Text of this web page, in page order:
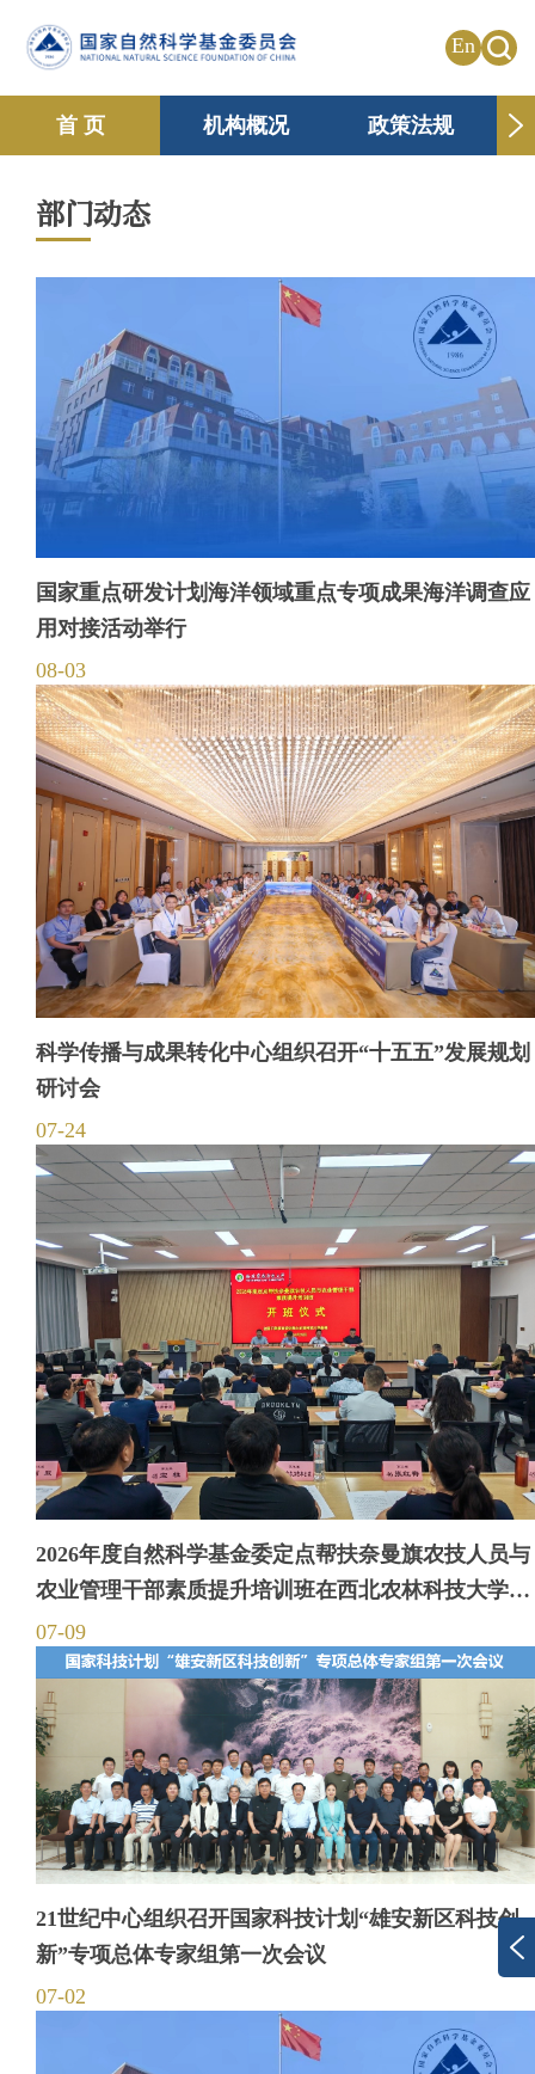
En
首 页 机构概况 政策法规
信息公开
部门动态
国家重点研发计划海洋领域重点专项成果海洋调查应
用对接活动举行
08-03
科学传播与成果转化中心组织召开“十五五”发展规划
研讨会
07-24
2026年度自然科学基金委定点帮扶奈曼旗农技人员与
农业管理干部素质提升培训班在西北农林科技大学举
办
07-09
21世纪中心组织召开国家科技计划“雄安新区科技创
新”专项总体专家组第一次会议
07-02